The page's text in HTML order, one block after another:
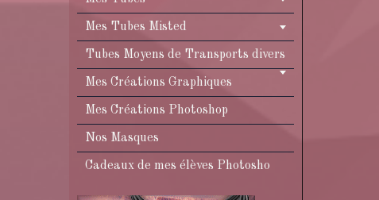
Mes Tubes Misted
Tubes Moyens de Transports divers
Mes Créations Graphiques
Mes Créations Photoshop
Nos Masques
Cadeaux de mes élèves Photosho